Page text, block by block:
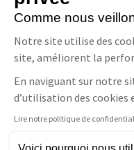
Comme nous
Notre site utilise des
site, améliorent la
En naviguant sur notre
d’utilisation des
Lire notre politique de
Suivez-nous
Facebook
LinkedInYouTube